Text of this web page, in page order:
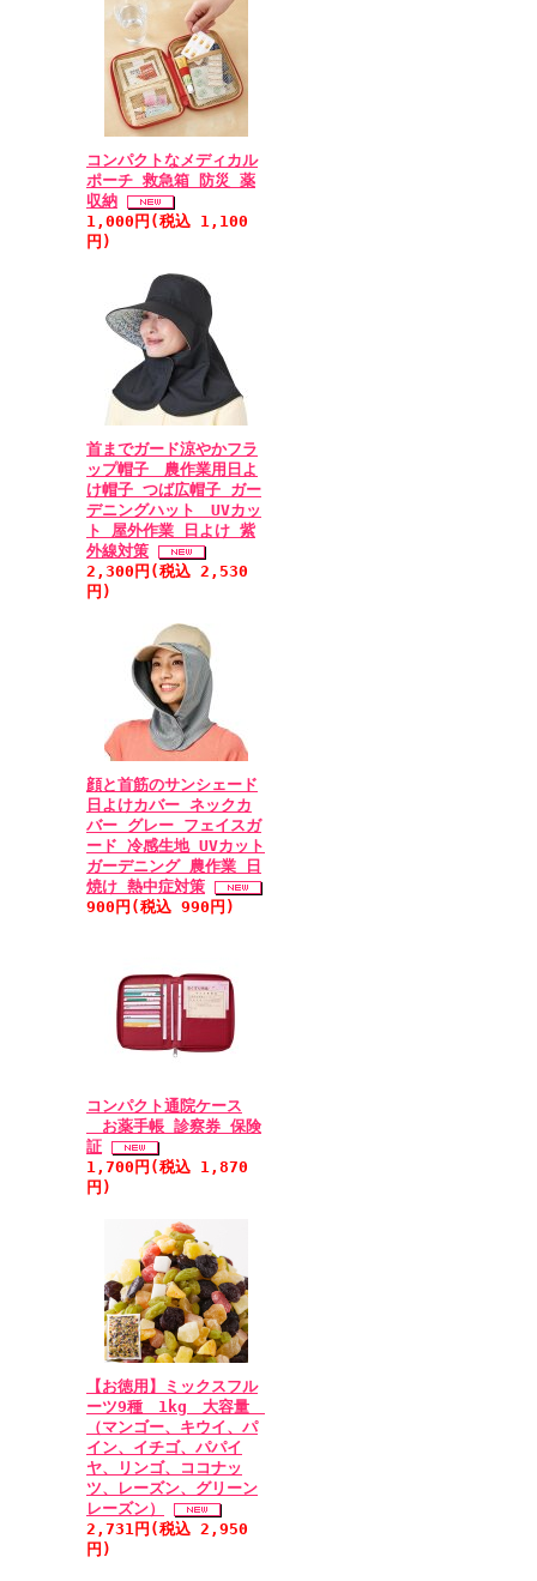
コンパクトなメディカル
ポーチ 救急箱 防災 薬
収納
1,000円(税込 1,100
円)
首までガード涼やかフラ
ップ帽子 農作業用日よ
け帽子 つば広帽子 ガー
デニングハット UVカッ
ト 屋外作業 日よけ 紫
外線対策
2,300円(税込 2,530
円)
顔と首筋のサンシェード
日よけカバー ネックカ
バー グレー フェイスガ
ード 冷感生地 UVカット
ガーデニング 農作業 日
焼け 熱中症対策
900円(税込 990円)
コンパクト通院ケース
お薬手帳 診察券 保険
証
1,700円(税込 1,870
円)
【お徳用】ミックスフル
ーツ9種 1kg 大容量
（マンゴー、キウイ、パ
イン、イチゴ、パパイ
ヤ、リンゴ、ココナッ
ツ、レーズン、グリーン
レーズン）
2,731円(税込 2,950
円)